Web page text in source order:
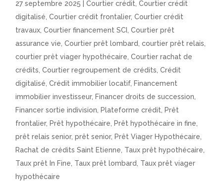
27 septembre 2025 |Courtier crédit ,Courtier crédit
digitalisé ,Courtier crédit frontalier,Courtier crédit
travaux ,Courtier financement SCI ,Courtier prêt
assurance vie ,Courtier prêt lombard ,courtier prêt relais
courtier prêt viager hypothécaire ,Courtier rachat de
crédits ,Courtier regroupement de crédits ,Crédit
digitalisé ,Crédit immobilier locatif, Financement
immobilier investisseur, Financer droits de succession
Financer sortie indivision
Plateforme crédit
Prêt
frontalier, Prêt hypothécaire Prêt hypothécaire in fine
prêt relais senior,prêt senior, Prêt Viager Hypothécaire
Rachat de crédits Saint Etienne Taux prêt hypothécaire
Taux prêt In Fine Taux prêt lombard
Taux prêt viager
hypothécaire